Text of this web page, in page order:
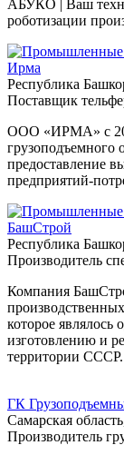
АБУКО | Ваш
роботизации
Ирма
Республика
Поставщик
ООО «ИРМА» с
грузоподъемного
предоставление
предприятий-
БашСтрой
Республика
Производитель
Компания
которое
изготовлению и
территории СССР.
ГК
Самарская
Производитель